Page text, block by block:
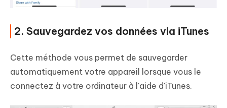
2. Sauvegardez vos données via iTunes
Cette méthode vous permet de sauvegarder
automatiquement votre appareil lorsque vous le
connectez à votre ordinateur à l'aide d'iTunes.